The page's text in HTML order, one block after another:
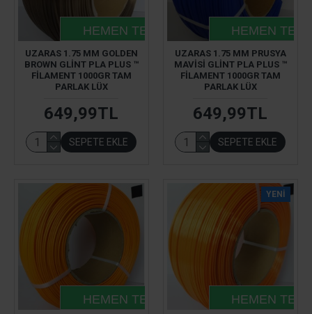
HEMEN TESLIM
UZARAS 1.75 MM GOLDEN
BROWN GLINT PLA PLUS ™
FILAMENT 1000GR TAM
PARLAK LÜX
649,99TL
SEPETE EKLE
HEMEN
UZARAS 1.75 MM PRUSYA
MAVISI GLINT PLA PLUS ™
FILAMENT 1000GR TAM
PARLAK LÜX
649,99TL
SEPETE EKLE
HEMEN TESLIM
YENI
HEMEN